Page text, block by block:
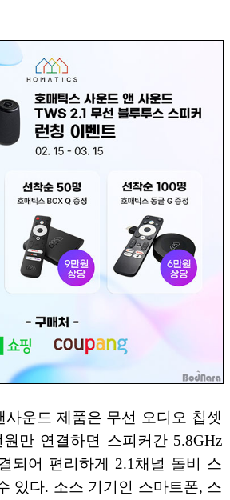
사운드 제품은 무선 오디오 칩셋
만 연결하면 스피커간 5.8GHz
되어 편리하게 2.1채널 돌비 스
있다. 소스 기기인 스마트폰, 스